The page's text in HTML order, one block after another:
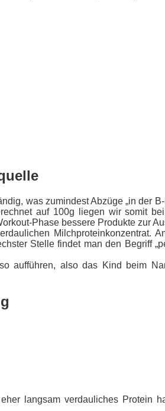
was zumindest Abzüge „in der
auf 100g liegen wir somit
Phase bessere Produkte zur
Milchproteinkonzentrat.
Stelle findet man den Begriff
aufführen, also das Kind beim
langsam verdauliches Protein